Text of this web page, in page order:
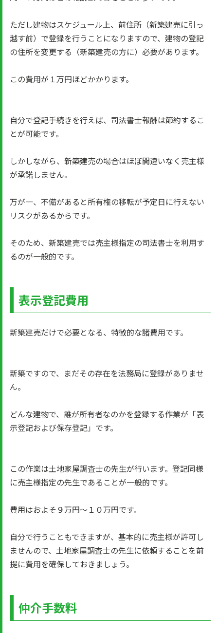
ただし建物はスケジュール上、前住所（新築建売に引っ
越す前）で登録を行うことになりますので、建物の登記
の住所を変更する（新築建売の方に）必要があります。
この費用が１万円ほどかかります。
自分で登記手続きを行えば、司法書士報酬は節約するこ
とが可能です。
しかしながら、新築建売の場合はほぼ間違いなく売主様
が承諾しません。
万が一、不備があると所有権の移転が予定日に行えない
リスクがあるからです。
そのため、新築建売では売主様指定の司法書士を利用す
るのが一般的です。
表示登記費用
新築建売だけで必要となる、特徴的な諸費用です。
新築ですので、まだその存在を法務局に登録がありませ
ん。
どんな建物で、誰が所有者なのかを登録する作業が「表
示登記および保存登記」です。
この作業は土地家屋調査士の先生が行います。登記同様
に売主様指定の先生であることが一般的です。
費用はおよそ９万円～１０万円です。
自分で行うこともできますが、基本的に売主様が許可し
ませんので、土地家屋調査士の先生に依頼することを前
提に費用を確保しておきましょう。
仲介手数料